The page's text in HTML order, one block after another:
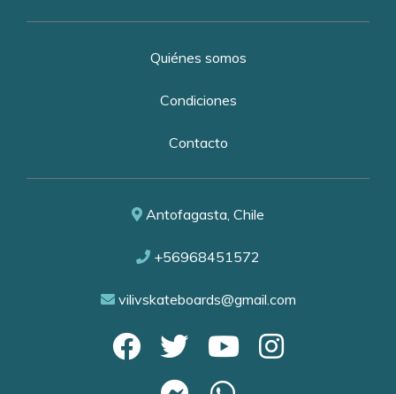
Quiénes somos
Condiciones
Contacto
Antofagasta, Chile
+56968451572
vilivskateboards@gmail.com